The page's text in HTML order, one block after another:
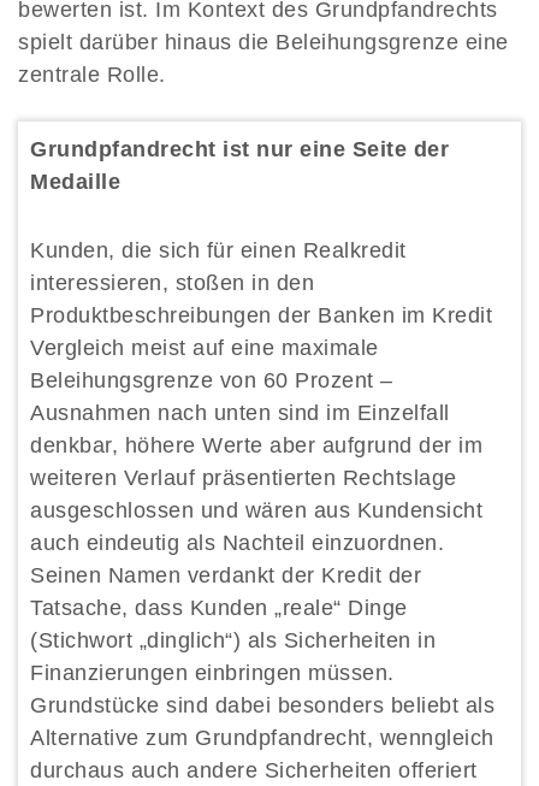
bewerten ist. Im Kontext des Grundpfandrechts
spielt darüber hinaus die Beleihungsgrenze eine
zentrale Rolle.
Grundpfandrecht ist nur eine Seite der
Medaille
Kunden, die sich für einen Realkredit
interessieren, stoßen in den
Produktbeschreibungen der Banken im Kredit
Vergleich meist auf eine maximale
Beleihungsgrenze von 60 Prozent –
Ausnahmen nach unten sind im Einzelfall
denkbar, höhere Werte aber aufgrund der im
weiteren Verlauf präsentierten Rechtslage
ausgeschlossen und wären aus Kundensicht
auch eindeutig als Nachteil einzuordnen.
Seinen Namen verdankt der Kredit der
Tatsache, dass Kunden „reale“ Dinge
(Stichwort „dinglich“) als Sicherheiten in
Finanzierungen einbringen müssen.
Grundstücke sind dabei besonders beliebt als
Alternative zum Grundpfandrecht, wenngleich
durchaus auch andere Sicherheiten offeriert